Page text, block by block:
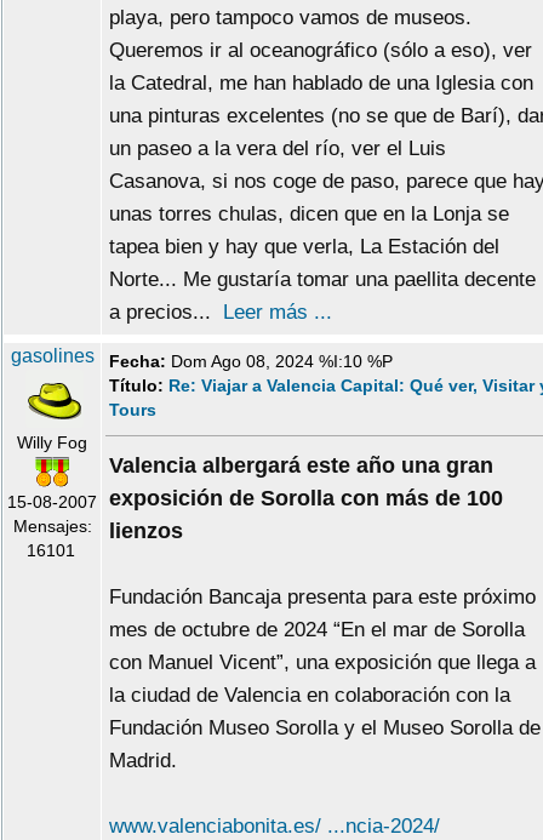
playa, pero tampoco vamos de museos.
Queremos ir al oceanográfico (sólo a eso), ver
la Catedral, me han hablado de una Iglesia con
una pinturas excelentes (no se que de Barí),
un paseo a la vera del río, ver el Luis
Casanova, si nos coge de paso, parece que
unas torres chulas, dicen que en la Lonja se
tapea bien y hay que verla, La Estación del
Norte... Me gustaría tomar una paellita decente
a precios...
Leer más ...
gasolines
Willy Fog
15-08-2007
Mensajes:
16101
Fecha: Dom Ago 08, 2024 %I:10 %P
Título: Re: Viajar a Valencia Capital: Qué ver, Visitar
Tours
Valencia albergará este año una gran
exposición de Sorolla con más de 100
lienzos
Fundación Bancaja presenta para este próximo
mes de octubre de 2024 “En el mar de Sorolla
con Manuel Vicent”, una exposición que llega a
la ciudad de Valencia en colaboración con la
Fundación Museo Sorolla y el Museo Sorolla de
Madrid.
www.valenciabonita.es/ ...ncia-2024/